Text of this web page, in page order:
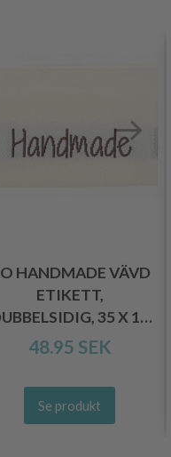
HANDMADE VÄVD
ETIKETT,
35 X 19
MM, 10 ST
48.95 SEK
Se produkt